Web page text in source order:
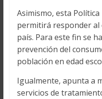
Asimismo, esta
permitirá responder al
país. Para este fin se
prevención del
población en edad
Igualmente, apunta a
servicios de